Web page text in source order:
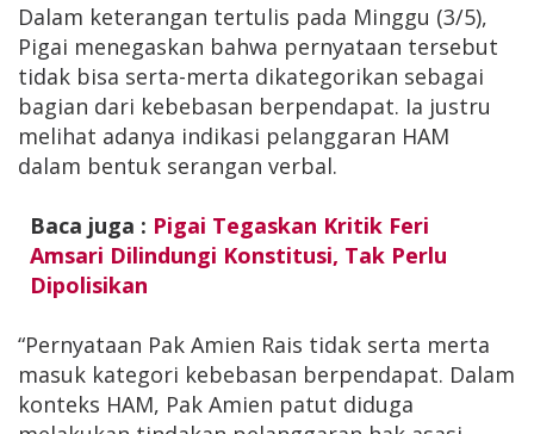
Dalam keterangan tertulis pada Minggu (3/5),
Pigai menegaskan bahwa pernyataan tersebut
tidak bisa serta-merta dikategorikan sebagai
bagian dari kebebasan berpendapat. Ia justru
melihat adanya indikasi pelanggaran HAM
dalam bentuk serangan verbal.
Baca juga : Pigai Tegaskan Kritik Feri
Amsari Dilindungi Konstitusi, Tak Perlu
Dipolisikan
“Pernyataan Pak Amien Rais tidak serta merta
masuk kategori kebebasan berpendapat. Dalam
konteks HAM, Pak Amien patut diduga